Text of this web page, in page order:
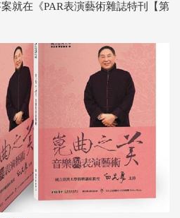
就在《PAR表演藝術雜誌特刊【第